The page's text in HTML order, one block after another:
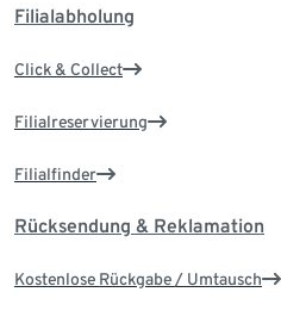
Filialabholung
Click & Collect
Filialreservierung
Filialfinder
Rücksendung & Reklamation
Kostenlose Rückgabe / Umtausch